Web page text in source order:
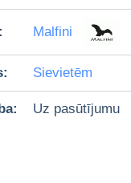
Malfini
Sievietēm
Uz pasūtījumu